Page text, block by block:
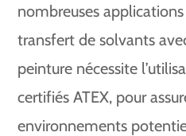
nombreuses
transfert de solvants
peinture nécessite
certifiés ATEX, pour
environnements